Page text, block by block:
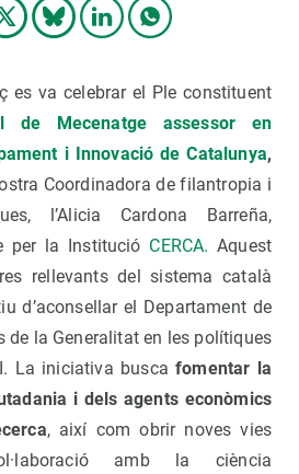
es va celebrar el Ple constituent
de Mecenatge assessor en
i Innovació de Catalunya,
Coordinadora de filantropia i
l’Alicia Cardona Barreña,
per la Institució CERCA.Aquest
rellevants del sistema català
d’aconsellar el Departament de
de la Generalitat en les polítiques
La iniciativa buscafomentar la
i dels agents econòmics
, així com obrir noves vies
amb la ciència